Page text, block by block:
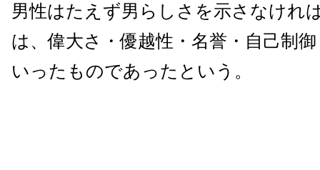
男性はたえず男らしさを示さなけれ
は、偉大さ・優越性・名誉・自己制
いったものであったという。